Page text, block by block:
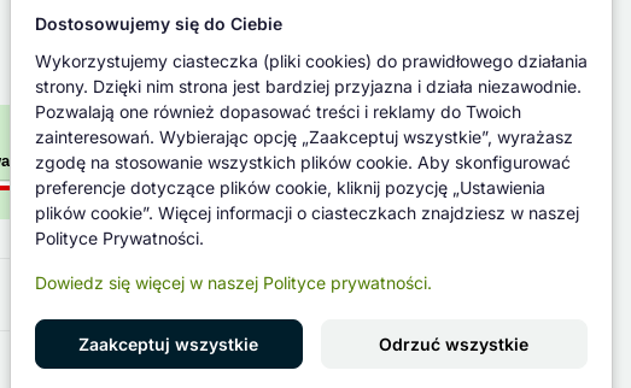
Znajdź nas na
Dostosowujemy się do Ciebie
Wykorzystujemy ciasteczka (pliki cookies) do prawidłowego działania
strony. Dzięki nim strona jest bardziej przyjazna i działa niezawodnie.
Pozwalają one również dopasować treści i reklamy do Twoich
zainteresowań. Wybierając opcję „Zaakceptuj wszystkie”, wyrażasz
zgodę na stosowanie wszystkich plików cookie. Aby skonfigurować
preferencje dotyczące plików cookie, kliknij pozycję „Ustawienia
plików cookie”. Więcej informacji o ciasteczkach znajdziesz w naszej
Polityce Prywatności.
Dowiedz się więcej w naszej Polityce prywatności.
Zaakceptuj wszystkie Odrzuć wszystkie